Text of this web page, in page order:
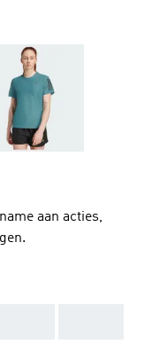
aan acties,